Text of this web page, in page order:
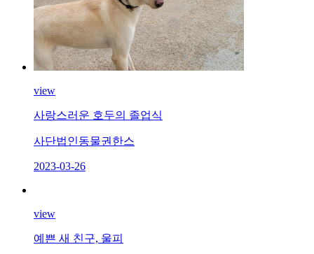
view
사랑스러운 호두의 졸업식
사단법인동물권한스
2023-03-26
view
예쁜 새 친구, 울피